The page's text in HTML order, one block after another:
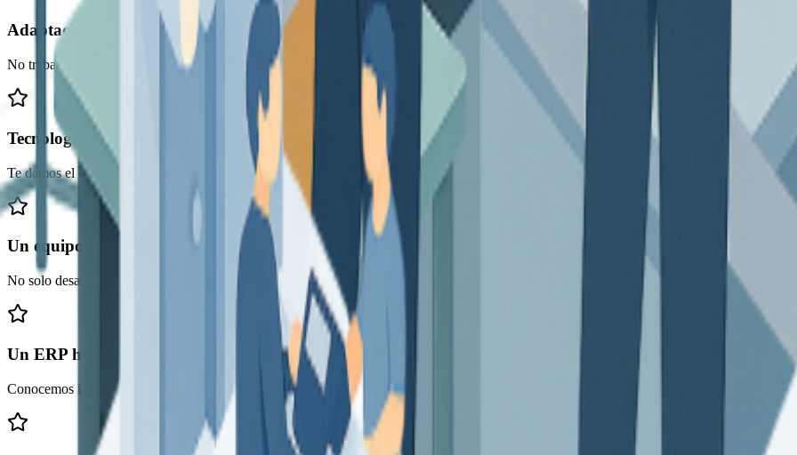
Adaptación real a tu negocio
No trabajamos con soluciones genéricas. Cada implementación es única: adaptamos el sistema a tu ritmo, tu estructura y tus objetivos.
Tecnología útil e intuitiva
Te damos el control de tu empresa con una herramienta centralizada, intuitiva y preparada para crecer. Una solución que te ayuda, que no te
Un equipo próximo y resolutivo
No solo desarrollamos software, te acompañamos. Estamos aquí para resolver dudas, realizar adaptaciones y asegurarnos de que saques el
Un ERP hecho aquí, pensado para aquí
Conocemos la realidad del tejido empresarial local y diseñamos herramientas que conecten con tu forma de trabajar de pymes, autónomos,